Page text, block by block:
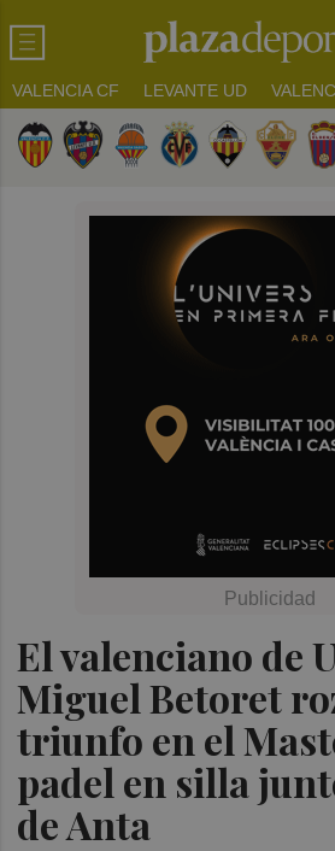
VALENCIA CF LEVANTE UD
El valenciano de
Miguel Betoret
triunfo en el
padel en silla
de Anta